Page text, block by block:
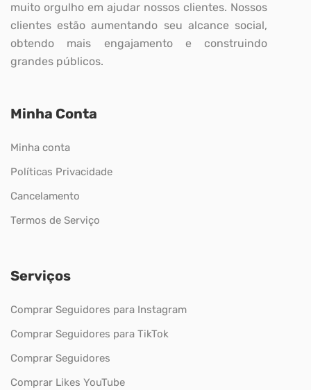
muito orgulho em ajudar nossos clientes. Nossos
clientes estão aumentando seu alcance social,
obtendo mais engajamento e construindo
grandes públicos.
Minha Conta
Minha conta
Políticas Privacidade
Cancelamento
Termos de Serviço
Serviços
Comprar Seguidores para Instagram
Comprar Seguidores para TikTok
Comprar Seguidores
Comprar Likes YouTube